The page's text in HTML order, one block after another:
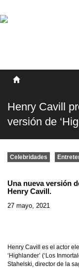
SOBRE NOSOTROS
Henry Cavill
versión de
Celebridades
Una nueva versión
Henry Cavill.
27 mayo, 2021
Henry Cavill es el actor
‘Highlander’ (‘Los
Stahelski, director de la